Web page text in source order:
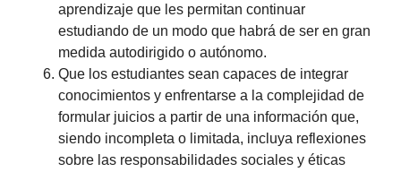
aprendizaje que les permitan continuar
estudiando de un modo que habrá de ser en gran
medida autodirigido o autónomo.
Que los estudiantes sean capaces de integrar
conocimientos y enfrentarse a la complejidad de
formular juicios a partir de una información que,
siendo incompleta o limitada, incluya reflexiones
sobre las responsabilidades sociales y éticas